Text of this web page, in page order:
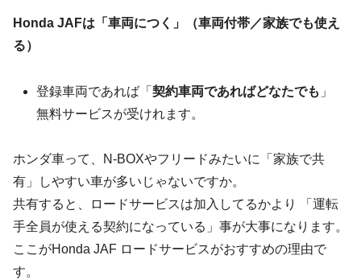
Honda JAFは「車両につく」（車両付帯／家族でも使え
る）
登録車両であれば「契約車両であればどなたでも 」
無料サービスが受けれます。
ホンダ車って、N-BOXやフリードみたいに「家族で共
有」しやすい車が多いじゃないですか。
共有すると、ロードサービスは加入してるかより 「運転
手全員が使える契約になっている」事が大事になります。
ここがHonda JAF ロードサービスがおすすめの理由で
す。